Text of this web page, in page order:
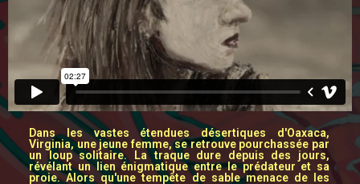
Dans les vastes étendues désertiques d'Oaxaca,
Virginia, une jeune femme, se retrouve pourchassée par
un loup solitaire. La traque dure depuis des jours,
révélant un lien énigmatique entre le prédateur et sa
proie. Alors qu'une tempête de sable menace de les